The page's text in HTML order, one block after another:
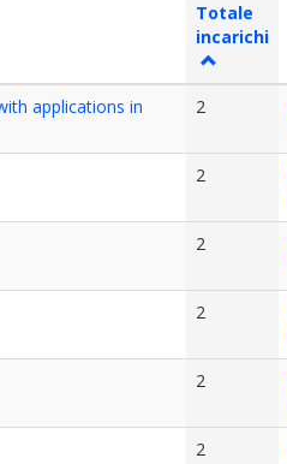
Totale
incarichi
applications in
2
2
2
2
2
2